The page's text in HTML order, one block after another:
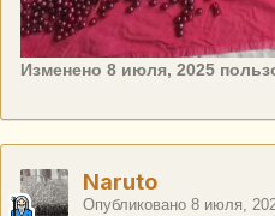
Изменено 8 июля, 2025
Naruto
Опубликовано 8 июля,